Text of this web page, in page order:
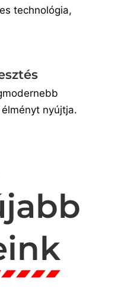
technológia,
nyújtja.